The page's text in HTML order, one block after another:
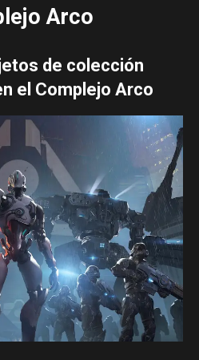
Arco
de colección
el Complejo Arco